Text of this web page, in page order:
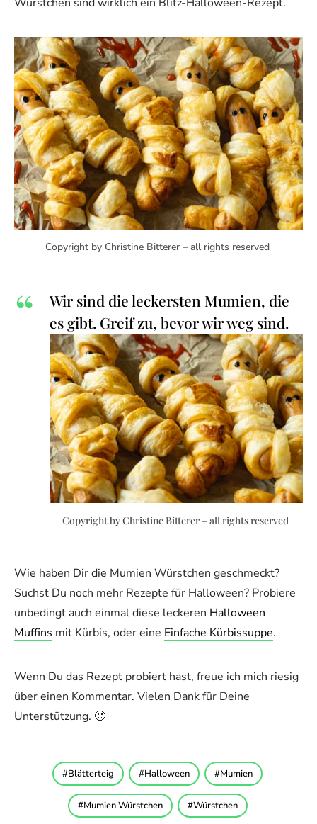
Copyright by Christine Bitterer – all rights reserved
Wir sind die leckersten Mumien, die
es gibt. Greif zu, bevor wir weg sind.
Copyright by Christine Bitterer – all rights reserved
Wie haben Dir die Mumien Würstchen geschmeckt?
Suchst Du noch mehr Rezepte für Halloween? Probiere
unbedingt auch einmal diese leckeren Halloween
Muffins mit Kürbis, oder eine Einfache Kürbissuppe.
Wenn Du das Rezept probiert hast, freue ich mich riesig
über einen Kommentar. Vielen Dank für Deine
Unterstützung. 🙂
Blätterteig Halloween Mumien
Mumien Würstchen Würstchen